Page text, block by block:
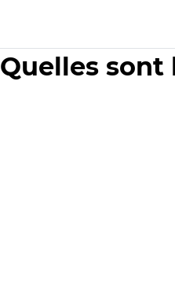
Quelles sont